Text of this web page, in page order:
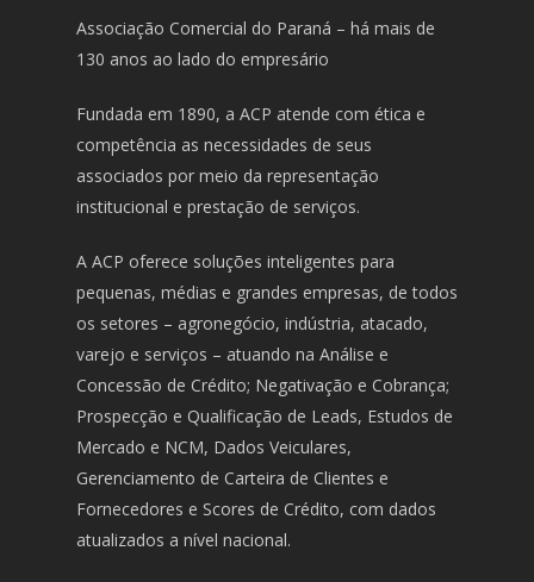
Associação Comercial do Paraná – há mais de
130 anos ao lado do empresário
Fundada em 1890, a ACP atende com ética e
competência as necessidades de seus
associados por meio da representação
institucional e prestação de serviços.
A ACP oferece soluções inteligentes para
pequenas, médias e grandes empresas, de todos
os setores – agronegócio, indústria, atacado,
varejo e serviços – atuando na Análise e
Concessão de Crédito; Negativação e Cobrança;
Prospecção e Qualificação de Leads, Estudos de
Mercado e NCM, Dados Veiculares,
Gerenciamento de Carteira de Clientes e
Fornecedores e Scores de Crédito, com dados
atualizados a nível nacional.